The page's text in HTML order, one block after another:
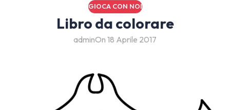
GIOCA CON NOI
Libro da colorare
adminOn 18 Aprile 2017